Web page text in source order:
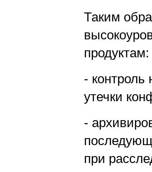
Таким
продуктам:
-
утечки
-
при